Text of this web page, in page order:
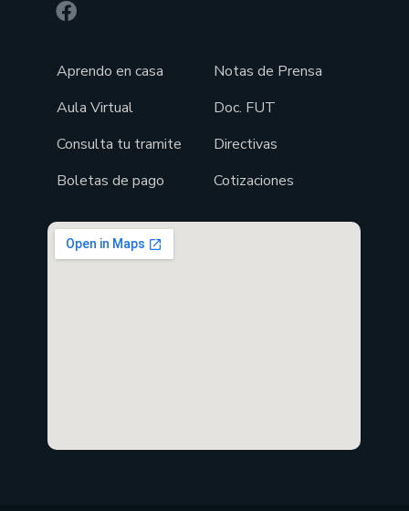
Aprendo en casa
Aula Virtual
Consulta tu tramite
Boletas de pago
Notas de Prensa
Doc. FUT
Directivas
Cotizaciones